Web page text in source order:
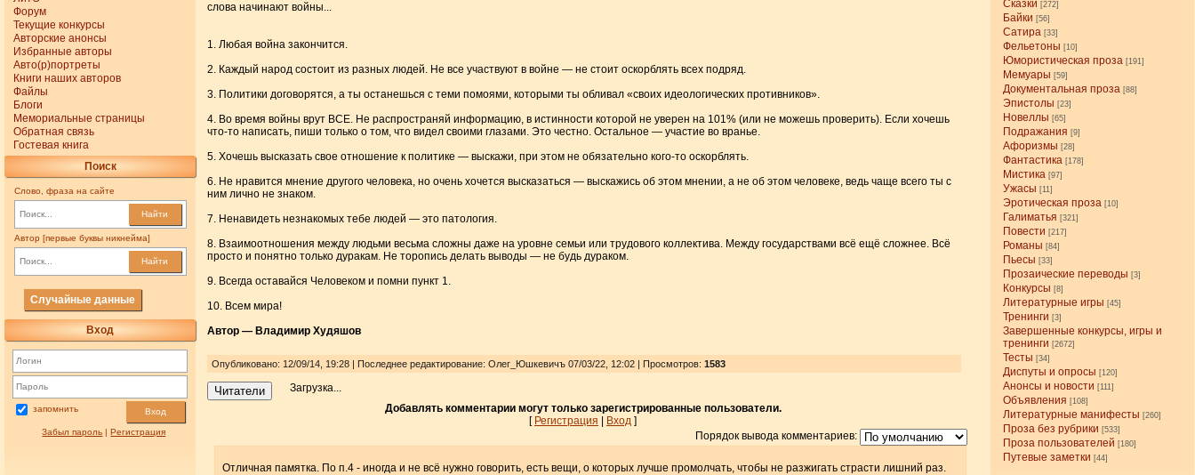
Форум
Текущие конкурсы
Авторские анонсы
Избранные авторы
Авто(р)портреты
Книги наших авторов
Файлы
Блоги
Мемориальные страницы
Обратная связь
Гостевая книга
Поиск
Слово, фраза на сайте
Найти
Автор [первые буквы никнейма]
Найти
Случайные данные
Вход
запомнить Вход
Забыл пароль |Регистрация
Сказки [272]
Байки [56]
Сатира [33]
Фельетоны [10]
Юмористическая проза [191]
Мемуары [59]
Документальная проза [88]
Эпистолы [23]
Новеллы [65]
Подражания [9]
Афоризмы [28]
Фантастика [178]
Мистика [97]
Ужасы [11]
Эротическая проза [10]
Галиматья [321]
Повести [217]
Романы [84]
Пьесы [33]
Прозаические переводы [3]
Конкурсы [8]
Литературные игры [45]
Тренинги [3]
Завершенные конкурсы, игры и
тренинги [2672]
Тесты [34]
Диспуты и опросы [120]
Анонсы и новости [111]
Объявления [108]
Литературные манифесты [260]
Проза без рубрики [533]
Проза пользователей [180]
Путевые заметки [44]
слова начинают войны...
1. Любая война закончится.
2. Каждый народ состоит из разных людей. Не все участвуют в войне — не стоит оскорблять всех подряд.
3. Политики договорятся, а ты останешься с теми помоями, которыми ты обливал «своих идеологических противников».
4. Во время войны врут ВСЕ. Не распространяй информацию, в истинности которой не уверен на 101% (или не можешь проверить). Если хочешь
что-то написать, пиши только о том, что видел своими глазами. Это честно. Остальное — участие во вранье.
5. Хочешь высказать свое отношение к политике — выскажи, при этом не обязательно кого-то оскорблять.
6. Не нравится мнение другого человека, но очень хочется высказаться — выскажись об этом мнении, а не об этом человеке, ведь чаще всего ты с
ним лично не знаком.
7. Ненавидеть незнакомых тебе людей — это патология.
8. Взаимоотношения между людьми весьма сложны даже на уровне семьи или трудового коллектива. Между государствами всё ещё сложнее. Всё
просто и понятно только дуракам. Не торопись делать выводы — не будь дураком.
9. Всегда оставайся Человеком и помни пункт 1.
10. Всем мира!
Автор — Владимир Худяшов
Опубликовано: 12/09/14, 19:28 | Последнее редактирование: Олег_Юшкевичъ 07/03/22, 12:02 | Просмотров: 1583
Читатели
Загрузка...
Добавлять комментарии могут только зарегистрированные пользователи.
[ Регистрация | Вход ]
Порядок вывода комментариев:
Отличная памятка. По п.4 - иногда и не всё нужно говорить, есть вещи, о которых лучше промолчать, чтобы не разжигать страсти лишний раз.